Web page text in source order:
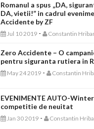
Romanul a spus „DA,
DA, vietii!” in cadrul
Accidente by ZF
Jul 10 2019 - Constantin
Zero Accidente – O
pentru siguranta rutiera in
May 24 2019 - Constantin
EVENIMENTE AUTO-
competitie de neuitat
Jan 30 2019 - Constantin